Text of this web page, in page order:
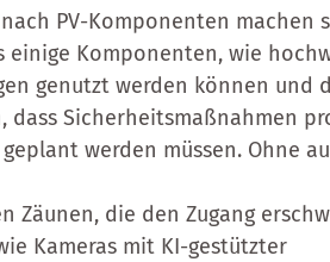
PV-Komponenten machen
einige Komponenten, wie
genutzt werden können und
Sicherheitsmaßnahmen
werden müssen. Ohne
die den Zugang
Kameras mit KI-gestützter